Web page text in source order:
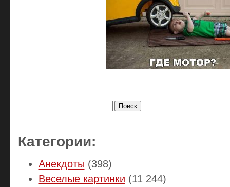
Категории:
Анекдоты (398)
Веселые картинки (11 244)